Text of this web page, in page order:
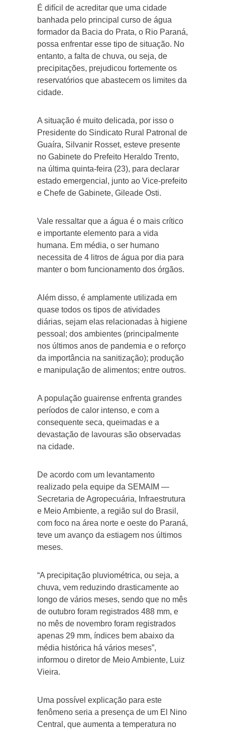
É difícil de acreditar que uma cidade
banhada pelo principal curso de água
formador da Bacia do Prata, o Rio Paraná,
possa enfrentar esse tipo de situação. No
entanto, a falta de chuva, ou seja, de
precipitações, prejudicou fortemente os
reservatórios que abastecem os limites da
cidade.
A situação é muito delicada, por isso o
Presidente do Sindicato Rural Patronal de
Guaíra, Silvanir Rosset, esteve presente
no Gabinete do Prefeito Heraldo Trento,
na última quinta-feira (23), para declarar
estado emergencial, junto ao Vice-prefeito
e Chefe de Gabinete, Gileade Osti.
Vale ressaltar que a água é o mais crítico
e importante elemento para a vida
humana. Em média, o ser humano
necessita de 4 litros de água por dia para
manter o bom funcionamento dos órgãos.
Além disso, é amplamente utilizada em
quase todos os tipos de atividades
diárias, sejam elas relacionadas à higiene
pessoal; dos ambientes (principalmente
nos últimos anos de pandemia e o reforço
da importância na sanitização); produção
e manipulação de alimentos; entre outros.
A população guairense enfrenta grandes
períodos de calor intenso, e com a
consequente seca, queimadas e a
devastação de lavouras são observadas
na cidade.
De acordo com um levantamento
realizado pela equipe da SEMAIM —
Secretaria de Agropecuária, Infraestrutura
e Meio Ambiente, a região sul do Brasil,
com foco na área norte e oeste do Paraná,
teve um avanço da estiagem nos últimos
meses.
“A precipitação pluviométrica, ou seja, a
chuva, vem reduzindo drasticamente ao
longo de vários meses, sendo que no mês
de outubro foram registrados 488 mm, e
no mês de novembro foram registrados
apenas 29 mm, índices bem abaixo da
média histórica há vários meses”,
informou o diretor de Meio Ambiente, Luiz
Vieira.
Uma possível explicação para este
fenômeno seria a presença de um El Nino
Central, que aumenta a temperatura no